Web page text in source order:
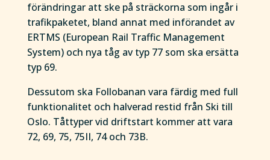
förändringar att ske på sträckorna som ingår i
trafikpaketet, bland annat med införandet av
ERTMS (European Rail Traffic Management
System) och nya tåg av typ 77 som ska ersätta
typ 69.
Dessutom ska Follobanan vara färdig med full
funktionalitet och halverad restid från Ski till
Oslo. Tåttyper vid driftstart kommer att vara
72, 69, 75, 75II, 74 och 73B.